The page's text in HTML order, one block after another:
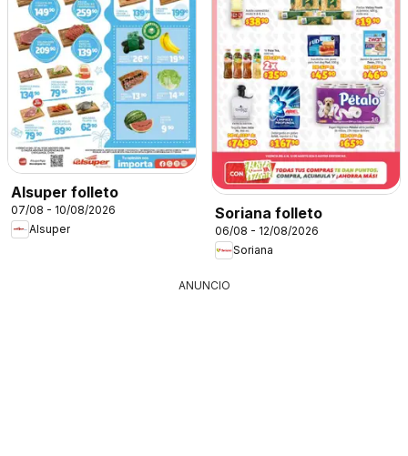
Alsuper folleto
07/08 - 10/08/2026
Alsuper
Soriana folleto
06/08 - 12/08/2026
Soriana
ANUNCIO